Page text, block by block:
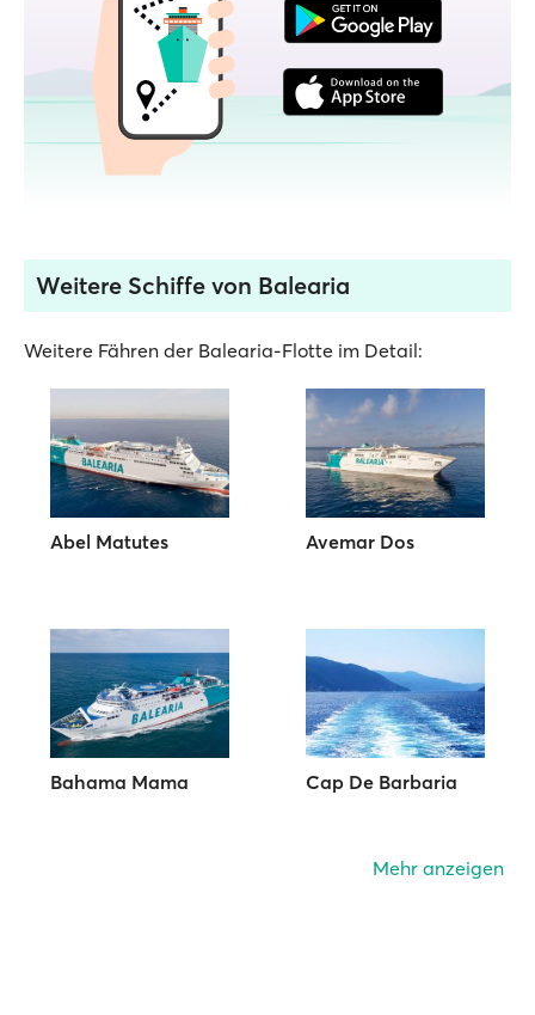
Weitere Schiffe von Balearia
Weitere Fähren der Balearia-Flotte im Detail:
Abel Matutes Avemar Dos
Bahama Mama Cap De Barbaria
Mehr anzeigen